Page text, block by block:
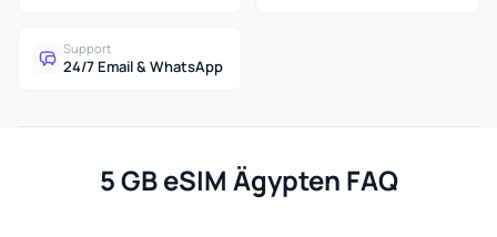
Support
24/7 Email & WhatsApp
5 GB eSIM Ägypten FAQ